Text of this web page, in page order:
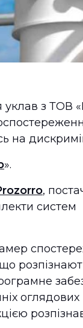
з ТОВ
на
».
,
систем